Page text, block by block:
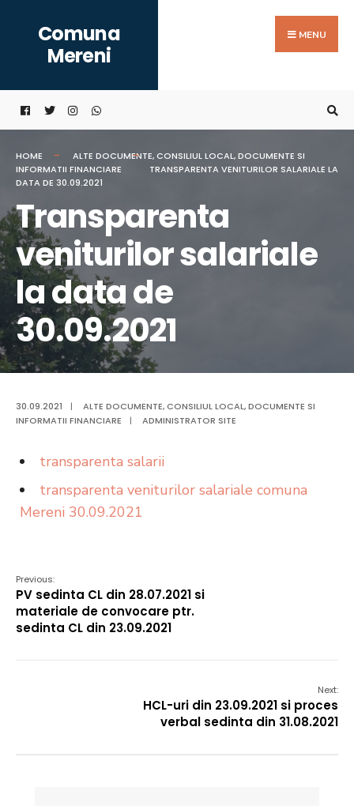
content
Comuna
Mereni
MENU
HOME ALTE DOCUMENTE,CONSILIUL LOCAL,DOCUMENTE SI
INFORMATII FINANCIARE
TRANSPARENTA VENITURILOR SALARIALE LA
DATA DE 30.09.2021
Transparenta
veniturilor salariale
la data de
30.09.2021
30.09.2021 | ALTE DOCUMENTE,CONSILIUL LOCAL,DOCUMENTE SI
INFORMATII FINANCIARE
| ADMINISTRATOR SITE
transparenta salarii
transparenta veniturilor salariale comuna
Mereni 30.09.2021
Previous:
PV sedinta CL din 28.07.2021 si
materiale de convocare ptr.
sedinta CL din 23.09.2021
Next:
HCL-uri din 23.09.2021 si proces
verbal sedinta din 31.08.2021
for: